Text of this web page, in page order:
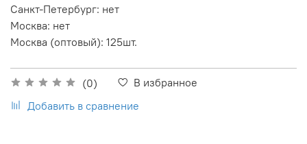
(0)
В избранное
Добавить в сравнение
Санкт-Петербург: нет
Москва: нет
Москва (оптовый): 125шт.